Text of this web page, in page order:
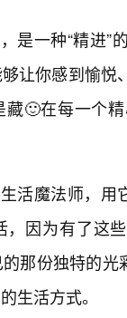
是一种“精进
让你感到愉
🙂在每一个
活魔法师，
因为有了这
那份独特的光
生活方式。